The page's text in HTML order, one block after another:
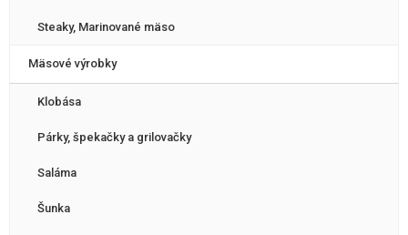
Steaky, Marinované mäso
Mäsové výrobky
Klobása
Párky, špekačky a grilovačky
Saláma
Šunka